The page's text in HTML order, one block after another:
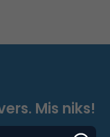
Mis niks!